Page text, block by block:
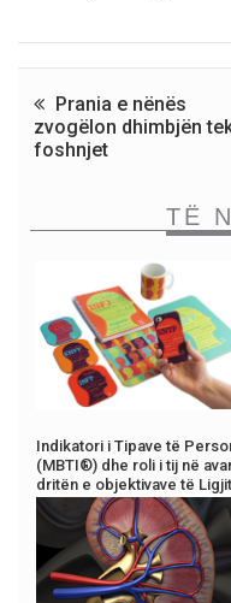
Prania e nënës
zvogëlon dhimbjën
foshnjet
TË
Indikatori i Tipave të
(MBTI®) dhe roli i tij në
dritën e objektivave të